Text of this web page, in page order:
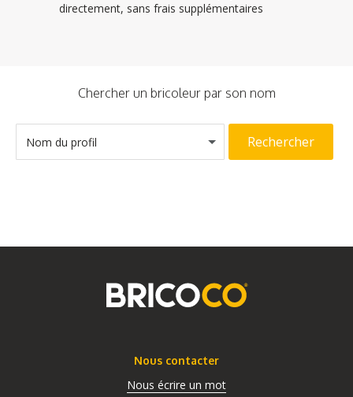
directement, sans frais supplémentaires
Chercher un bricoleur par son nom
Nom du profil Rechercher
Nous contacter
Nous écrire un mot